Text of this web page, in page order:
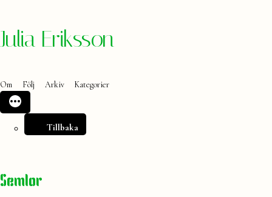
Hoppa
Julia Eriksson
Om Följ Arkiv Kategorier
Tillbaka
Semlor